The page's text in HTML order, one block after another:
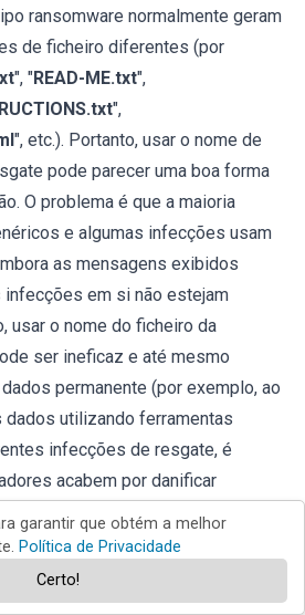
ransomware normalmente geram
de ficheiro diferentes (por
", "READ-ME.txt",
",
", etc.). Portanto, usar o nome de
pode parecer uma boa forma
O problema é que a maioria
e algumas infecções usam
as mensagens exibidos
em si não estejam
usar o nome do ficheiro da
ser ineficaz e até mesmo
permanente (por exemplo, ao
utilizando ferramentas
infecções de resgate, é
acabem por danificar
e a desencriptação deixará
com a ferramenta correcta).
garantir que obtém a melhor
Política de Privacidade
Certo!